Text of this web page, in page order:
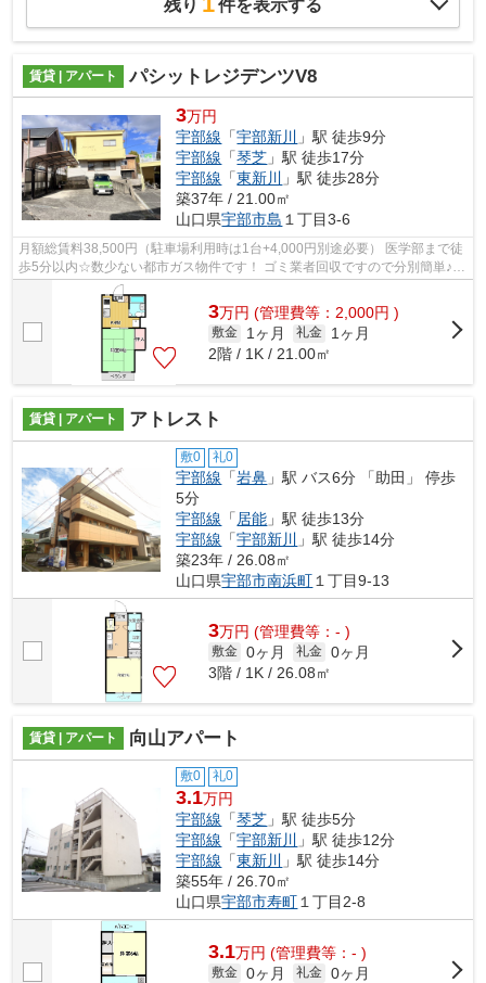
残り 件を表示する
賃貸 | アパート パシットレジデンツV8
3万円
宇部線 「宇部新川
」駅 徒歩9分
宇部線 「琴芝 」駅 徒歩17分
宇部線 「東新川
」駅 徒歩28分
築37年 / 21.00㎡
山口県宇部市島 １丁目3-6
月額総賃料38,500円（駐車場利用時は1台+4,000円別途必要） 医学部まで徒
歩5分以内☆数少ない都市ガス物件です！ ゴミ業者回収ですので分別簡単♪粗
大ゴミ、資源ごみも捨てられます！ 月...
3万円 (管理費等：2,000円 )
敷金 1ヶ月 礼金
1ヶ月
2階 / 1K / 21.00㎡
賃貸 | アパート アトレスト
敷0 礼0
宇部線 「岩鼻 」駅 バス6分 「助田」 停歩
5分
宇部線 「居能 」駅 徒歩13分
宇部線 「宇部新川
」駅 徒歩14分
築23年 / 26.08㎡
山口県宇部市南浜町１丁目9-13
3万円 (管理費等：- )
敷金 0ヶ月 礼金 0ヶ月
3階 / 1K / 26.08㎡
賃貸 | アパート 向山アパート
敷0 礼0
3.1万円
宇部線 「琴芝 」駅 徒歩5分
宇部線 「宇部新川
」駅 徒歩12分
宇部線 「東新川
」駅 徒歩14分
築55年 / 26.70㎡
山口県宇部市寿町 １丁目2-8
3.1万円 (管理費等：- )
敷金 0ヶ月 礼金 0ヶ月